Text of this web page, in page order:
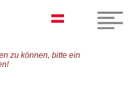
zu können, bitte ein